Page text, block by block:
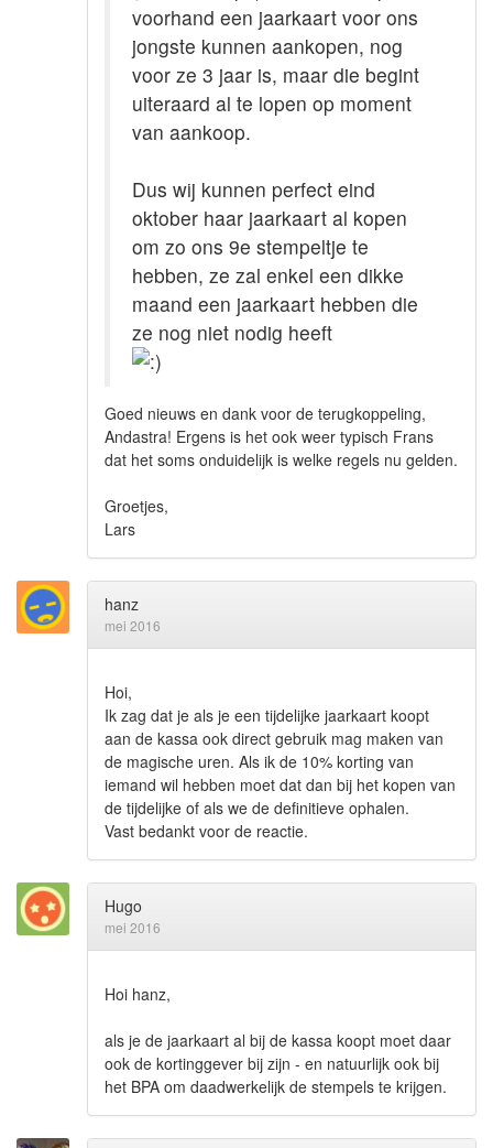
voorhand een jaarkaart voor ons
jongste kunnen aankopen, nog
voor ze 3 jaar is, maar die begint
uiteraard al te lopen op moment
van aankoop.
Dus wij kunnen perfect eind
oktober haar jaarkaart al kopen
om zo ons 9e stempeltje te
hebben, ze zal enkel een dikke
maand een jaarkaart hebben die
ze nog niet nodig heeft
Goed nieuws en dank voor de terugkoppeling,
Andastra! Ergens is het ook weer typisch Frans
dat het soms onduidelijk is welke regels nu gelden.
Groetjes,
Lars
hanz
mei 2016
Hoi,
Ik zag dat je als je een tijdelijke jaarkaart koopt
aan de kassa ook direct gebruik mag maken van
de magische uren. Als ik de 10% korting van
iemand wil hebben moet dat dan bij het kopen van
de tijdelijke of als we de definitieve ophalen.
Vast bedankt voor de reactie.
Hugo
mei 2016
Hoi hanz,
als je de jaarkaart al bij de kassa koopt moet daar
ook de kortinggever bij zijn - en natuurlijk ook bij
het BPA om daadwerkelijk de stempels te krijgen.